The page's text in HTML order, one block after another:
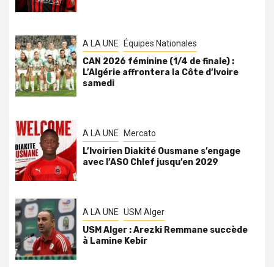
A LA UNE Équipes Nationales
CAN 2026 féminine (1/4 de finale) :
L’Algérie affrontera la Côte d’Ivoire
samedi
A LA UNE Mercato
L’Ivoirien Diakité Ousmane s’engage
avec l’ASO Chlef jusqu’en 2029
A LA UNE USM Alger
USM Alger : Arezki Remmane succède
à Lamine Kebir